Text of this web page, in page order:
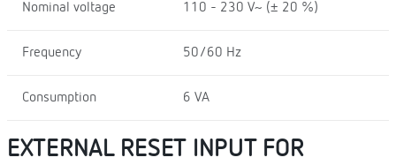
Nominal voltage 110 - 230 V~ (± 20 %)
Frequency 50/60 Hz
Consumption 6 VA
EXTERNAL RESET INPUT FOR